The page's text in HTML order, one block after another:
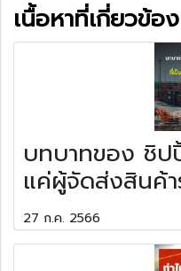
เนื้อหาที่เกี่ยวข้อง
บทบาทของ ชิป
แค่ผู้จัดส่งสินค้า
27 ก.ค. 2566